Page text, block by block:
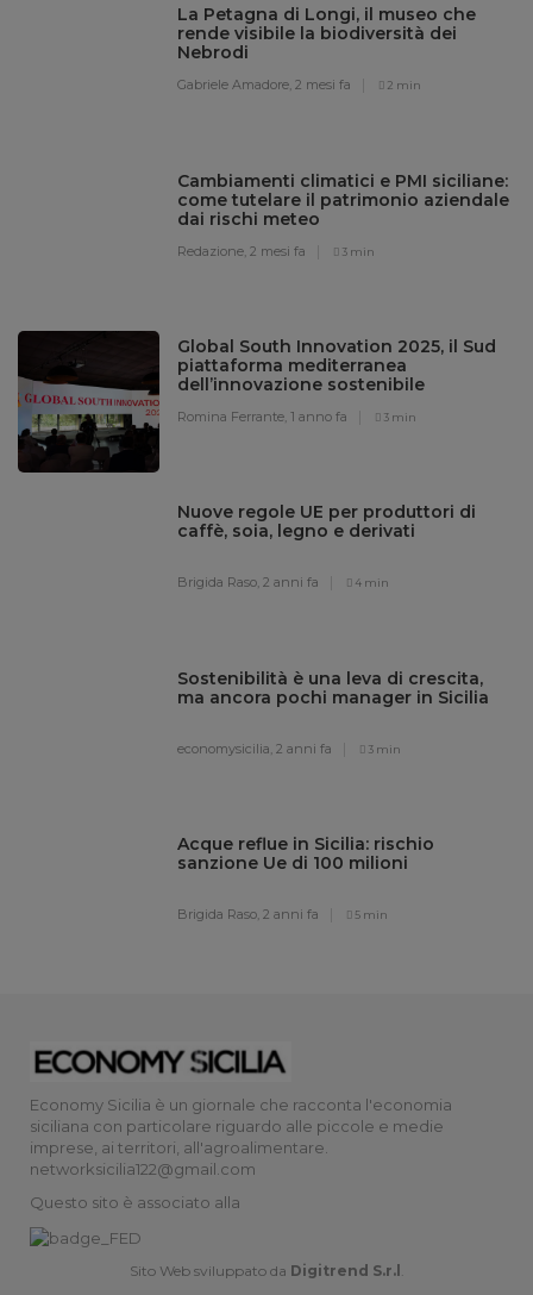
La Petagna di Longi, il museo che
rende visibile la biodiversità dei
Nebrodi
Gabriele Amadore,2 mesi fa 2 min
Cambiamenti climatici e PMI siciliane:
come tutelare il patrimonio aziendale
dai rischi meteo
Redazione,2 mesi fa 3 min
Global South Innovation 2025, il Sud
piattaforma mediterranea
dell’innovazione sostenibile
Romina Ferrante,1 anno fa 3 min
Nuove regole UE per produttori di
caffè, soia, legno e derivati
Brigida Raso,2 anni fa 4 min
Sostenibilità è una leva di crescita,
ma ancora pochi manager in Sicilia
economysicilia,2 anni fa 3 min
Acque reflue in Sicilia: rischio
sanzione Ue di 100 milioni
Brigida Raso,2 anni fa 5 min
Economy Sicilia è un giornale che racconta l'economia
siciliana con particolare riguardo alle piccole e medie
imprese, ai territori, all'agroalimentare.
networksicilia122@gmail.com
Questo sito è associato alla
Sito Web sviluppato da Digitrend S.r.l